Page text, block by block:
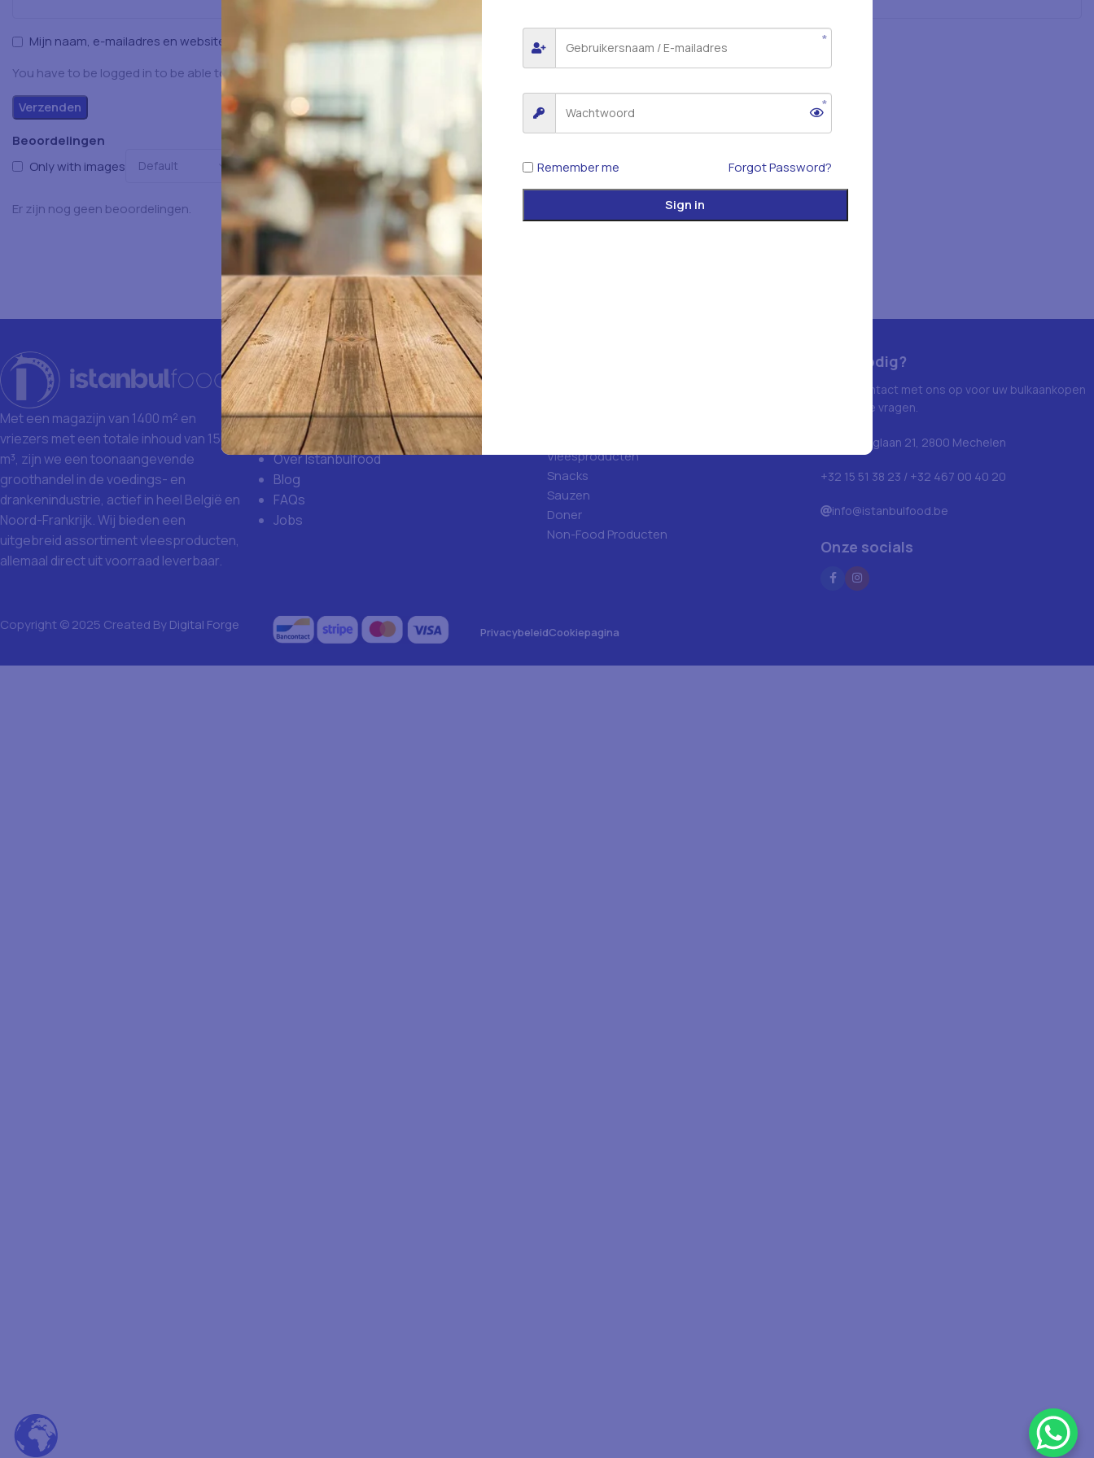
Beoordelingen
Only with images
Er zijn nog geen beoordelingen.
Mijn naam, e-mailadres en website opslaan in deze browser voor de volgende keer wanneer ik een reactie plaats.
You have to be logged in to be able to add photos to your review.
Met een magazijn van 1400 m² en
vriezers met een totale inhoud van 1500
m³, zijn we een toonaangevende
groothandel in de voedings- en
drankenindustrie, actief in heel België en
Noord-Frankrijk. Wij bieden een
uitgebreid assortiment vleesproducten,
allemaal direct uit voorraad leverbaar.
Istanbulfood
Waarom Istanbulfood?
Grote aankoop
Missie en visie
Over Istanbulfood
Blog
FAQs
Jobs
Vleesproducten
Snacks
Sauzen
Doner
Non-Food Producten
Hulp nodig?
Neem contact met ons op voor uw bulkaankopen
en andere vragen.
Blarenberglaan 21, 2800 Mechelen
+32 15 51 38 23 / +32 467 00 40 20
info@istanbulfood.be
Onze socials
Copyright © 2025 Created ByDigital Forge PrivacybeleidCookiepagina
Remember me Forgot Password?
Sign in